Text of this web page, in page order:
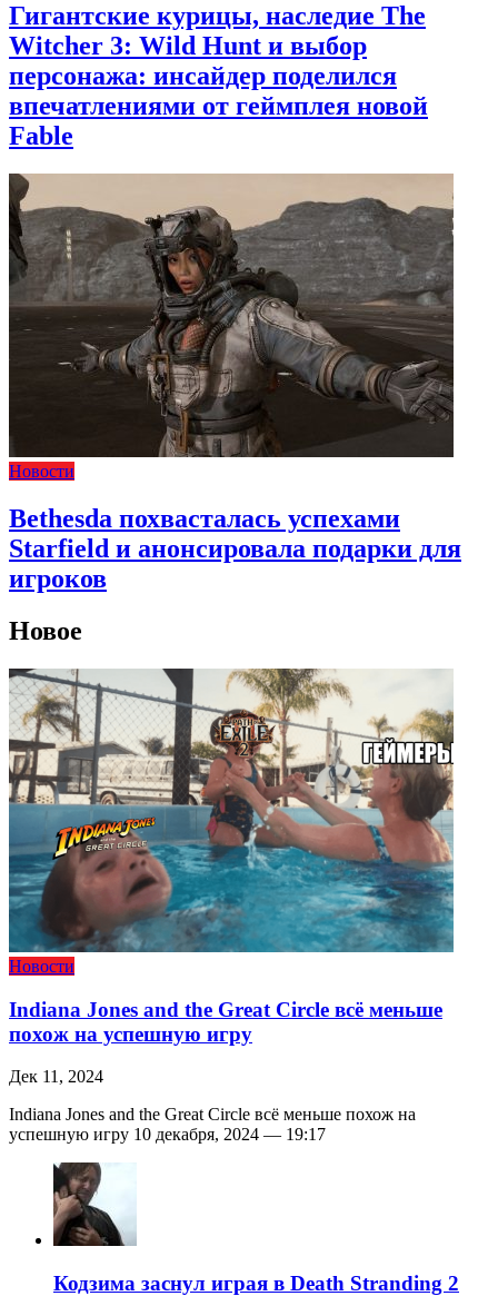
Гигантские курицы, наследие The
Witcher 3: Wild Hunt и выбор
персонажа: инсайдер поделился
впечатлениями от геймплея новой
Fable
Новости
Bethesda похвасталась успехами
Starfield и анонсировала подарки для
игроков
Новое
Новости
Indiana Jones and the Great Circle всё меньше
похож на успешную игру
Дек 11, 2024
Indiana Jones and the Great Circle всё меньше похож на
успешную игру 10 декабря, 2024 — 19:17
Кодзима заснул играя в Death Stranding 2